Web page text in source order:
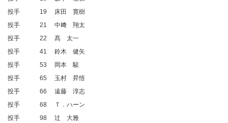
投手
19
床田 寛樹
投手
21
中﨑 翔太
投手
22
髙 太一
投手
41
鈴木 健矢
投手
53
岡本 駿
投手
65
玉村 昇悟
投手
66
遠藤 淳志
投手
68
Ｔ．ハーン
投手
98
辻 大雅